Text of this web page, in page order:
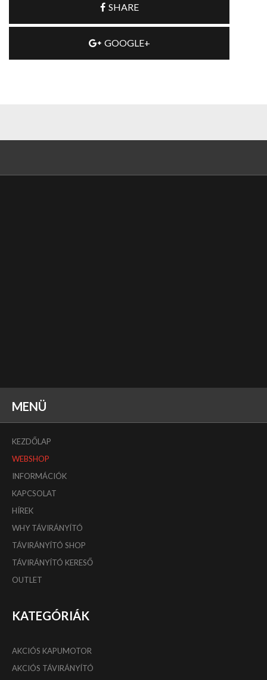
SHARE
GOOGLE+
MENÜ
KEZDŐLAP
WEBSHOP
INFORMÁCIÓK
KAPCSOLAT
HÍREK
WHY TÁVIRÁNYÍTÓ
TÁVIRÁNYÍTÓ SHOP
TÁVIRÁNYÍTÓ KERESŐ
OUTLET
KATEGÓRIÁK
AKCIÓS KAPUMOTOR
AKCIÓS TÁVIRÁNYÍTÓ